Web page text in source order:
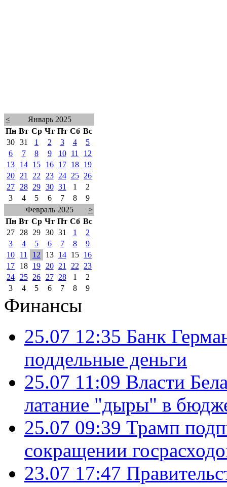
<
Январь 2025
Пн Вт Ср Чт Пт Сб Вс
30 31 1 2 3 4
5
6
7 8 9 10 11
12
13
14 15 16 17 18
19
20
21 22 23 24 25
26
27
28 29 30 31 1
2
3
4 5 6 7 8
9
Февраль 2025
>
Пн Вт Ср Чт Пт Сб Вс
27
28 29 30 31 1
2
3
4 5 6 7 8
9
10
11 12 13 14 15
16
17
18 19 20 21 22
23
24
25 26 27 28 1
2
3
4 5 6 7 8 9
Финансы
25.07 12:35 Банк
поддельные деньги
25.07 11:09 Власти
латание "дыры" в
25.07 09:39 Трамп
сокращении
23.07 17:47